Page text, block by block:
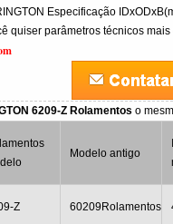
Especificação
quiser parâmetros técnicos
6209-Z Rolamentoso
Modelo antigo
Z 60209Rolamentos